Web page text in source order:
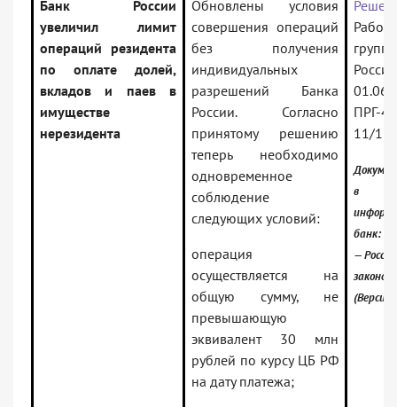
Банк России
увеличил лимит
операций резидента
по оплате долей,
вкладов и паев в
имуществе
нерезидента
Обновлены условия
совершения операций
без получения
индивидуальных
разрешений Банка
России. Согласно
принятому решению
теперь необходимо
одновременное
соблюдение
следующих условий:
операция
осуществляется на
общую сумму, не
превышающую
эквивалент 30 млн
рублей по курсу ЦБ РФ
на дату платежа;
ПРГ-
11/
в
банк:
—
(Версия